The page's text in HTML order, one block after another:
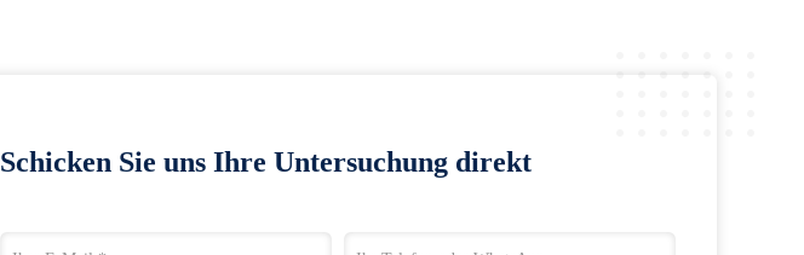
Schicken Sie uns Ihre Untersuchung direkt